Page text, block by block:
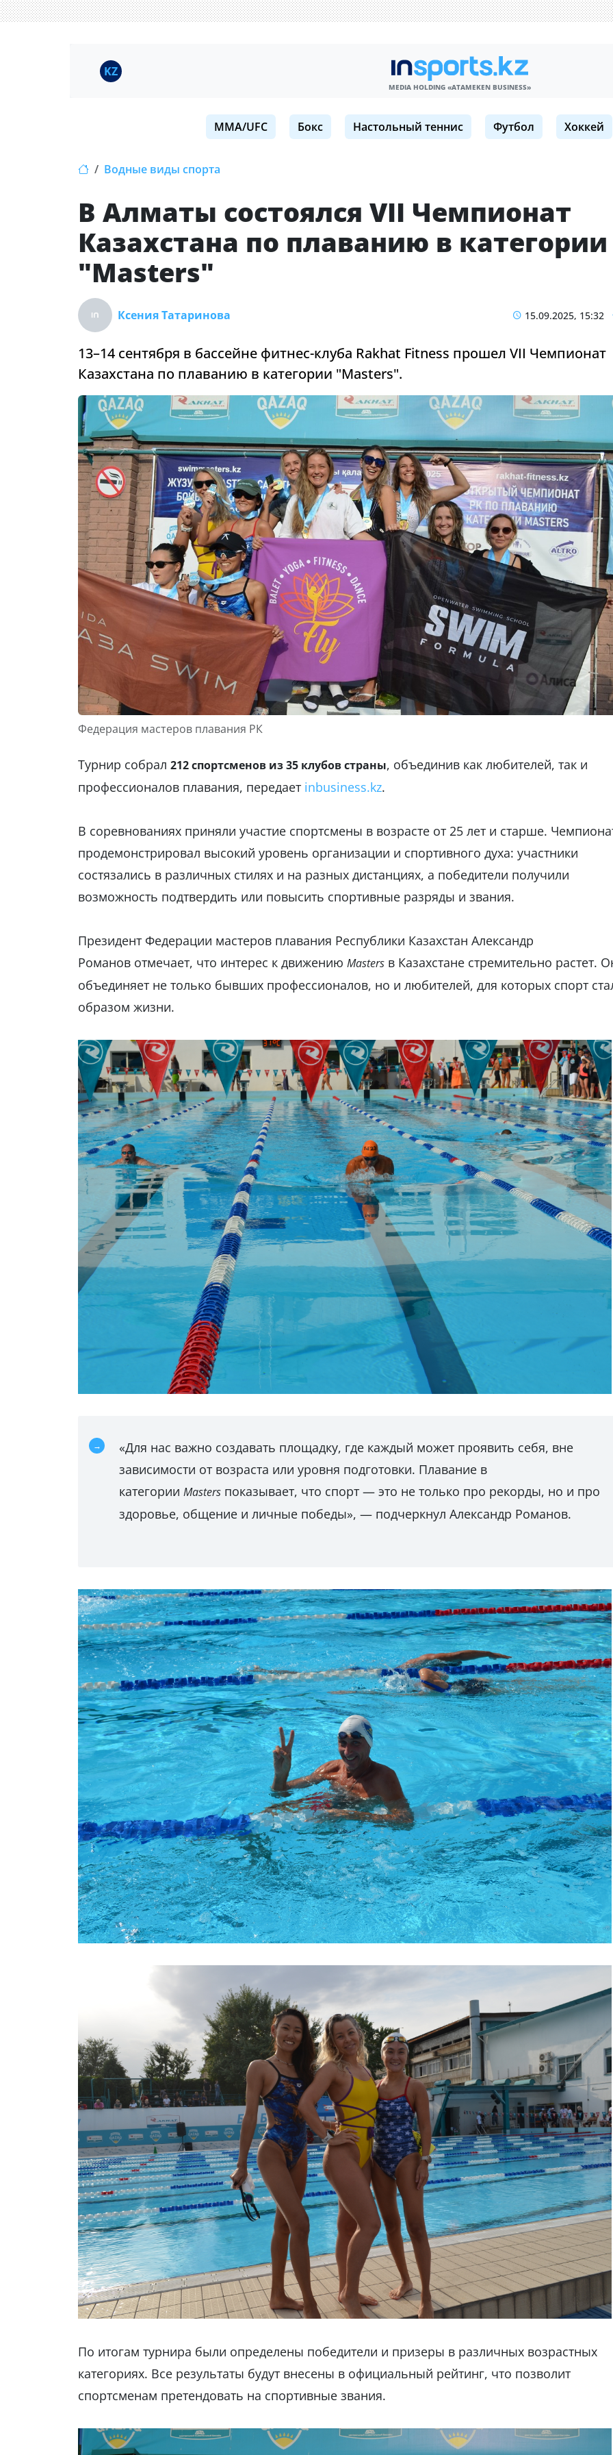
KZ
MEDIA HOLDING «ATAMEKЕN BUSINESS»
MMA/UFC Бокс Настольный теннис Футбол Хоккей
Водные виды спорта
В Алматы состоялся VII Чемпионат
Казахстана по плаванию в категории
"Masters"
Ксения Татаринова 15.09.2025, 15:32
13–14 сентября в бассейне фитнес-клуба Rakhat Fitness прошел VII Чемпионат
Казахстана по плаванию в категории "Masters".
Федерация мастеров плавания РК
Турнир собрал 212 спортсменов из 35 клубов страны, объединив как любителей, так и
профессионалов плавания, передает inbusiness.kz.
В соревнованиях приняли участие спортсмены в возрасте от 25 лет и старше.
продемонстрировал высокий уровень организации и спортивного духа: участники
состязались в различных стилях и на разных дистанциях, а победители получили
возможность подтвердить или повысить спортивные разряды и звания.
Президент Федерации мастеров плавания Республики Казахстан Александр
Романов отмечает, что интерес к движению Masters в Казахстане стремительно растет.
объединяет не только бывших профессионалов, но и любителей, для которых спорт
образом жизни.
«Для нас важно создавать площадку, где каждый может проявить себя, вне
зависимости от возраста или уровня подготовки. Плавание в
категории Masters показывает, что спорт — это не только про рекорды, но и про
здоровье, общение и личные победы», — подчеркнул Александр Романов.
По итогам турнира были определены победители и призеры в различных возрастных
категориях. Все результаты будут внесены в официальный рейтинг, что позволит
спортсменам претендовать на спортивные звания.